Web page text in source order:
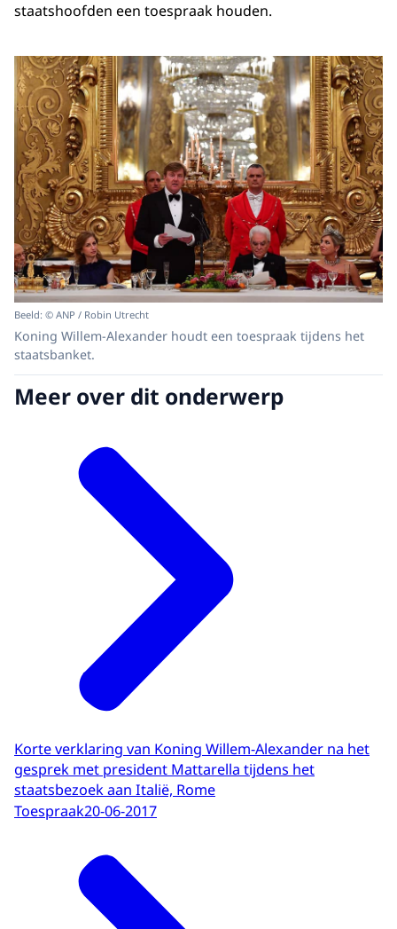
staatshoofden een toespraak houden.
Beeld: © ANP / Robin Utrecht
Koning Willem-Alexander houdt een toespraak tijdens het
staatsbanket.
Meer over dit onderwerp
Korte verklaring van Koning Willem-Alexander na het
gesprek met president Mattarella tijdens het
staatsbezoek aan Italië, Rome
Toespraak20-06-2017